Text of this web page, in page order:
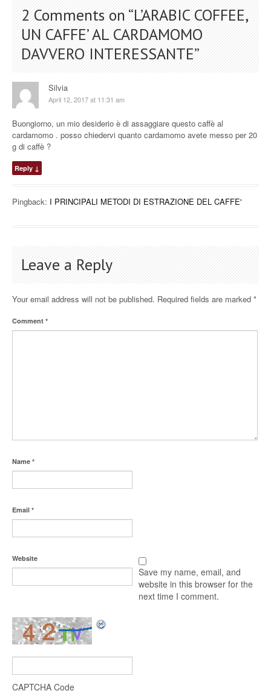
2 Comments on “L’ARABIC COFFEE,
UN CAFFE’ AL CARDAMOMO
DAVVERO INTERESSANTE”
Silvia
April 12, 2017 at 11:31 am
Buongiorno, un mio desiderio è di assaggiare questo caffè al
cardamomo . posso chiedervi quanto cardamomo avete messo per 20
g di caffè ?
Reply ↓
Pingback: I PRINCIPALI METODI DI ESTRAZIONE DEL CAFFE'
Leave a Reply
Your email address will not be published. Required fields are marked *
Comment *
Name *
Email *
Website
Save my name, email, and
website in this browser for the
next time I comment.
CAPTCHA Code